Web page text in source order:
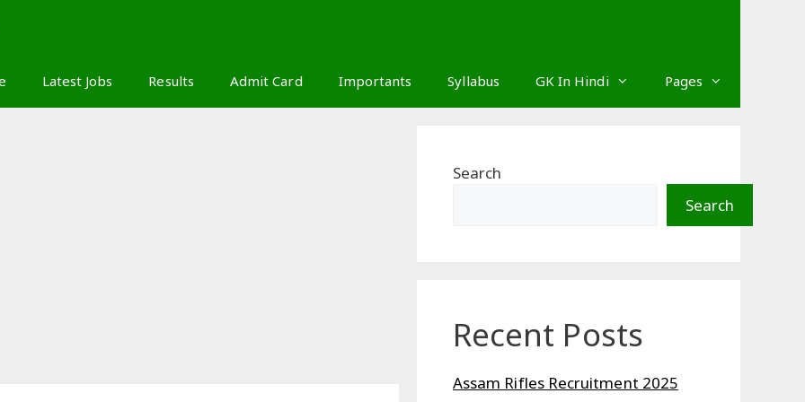
Latest Jobs Results Admit Card Importants Syllabus GK In Hindi Pages
Search
Search
Recent Posts
Assam Rifles Recruitment 2025